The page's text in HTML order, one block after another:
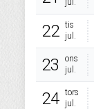
jul.
22 tis
jul.
23
ons
jul.
24 tors
jul.